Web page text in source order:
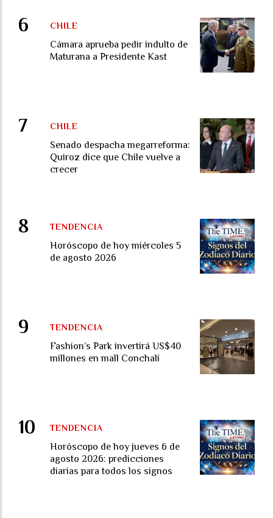
Cámara aprueba pedir indulto de
Maturana a Presidente Kast
CHILE
Senado despacha megarreforma:
Quiroz dice que Chile vuelve a
crecer
CHILE
Horóscopo de hoy miércoles 5
de agosto 2026
TENDENCIA
Fashion’s Park invertirá US$40
millones en mall Conchalí
TENDENCIA
Horóscopo de hoy jueves 6 de
agosto 2026: predicciones
diarias para todos los signos
TENDENCIA